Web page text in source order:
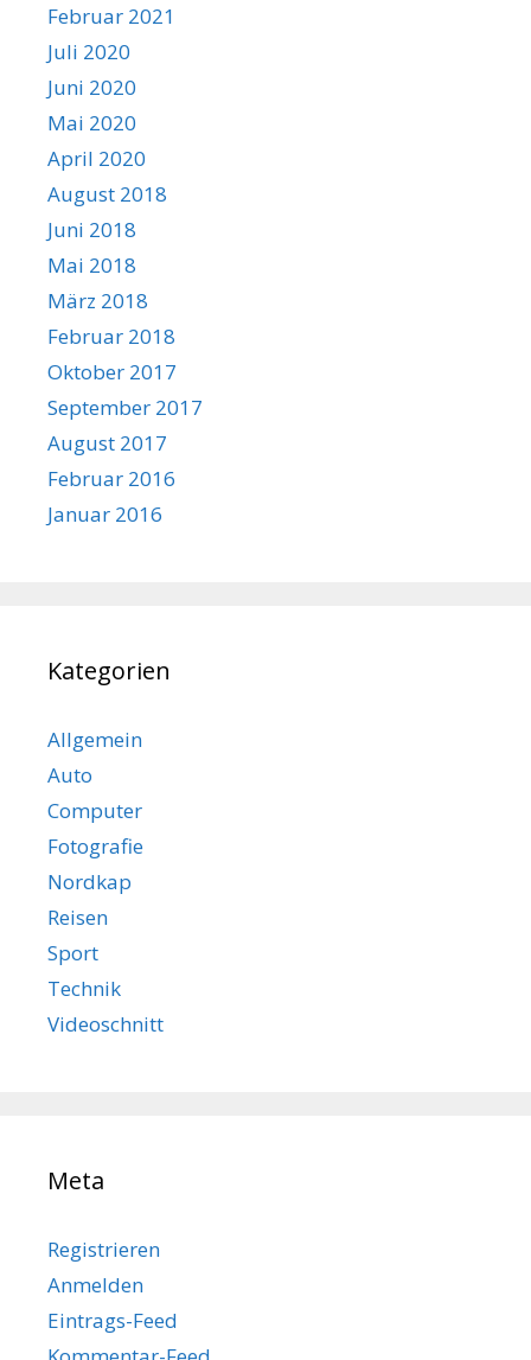
Februar 2021
Juli 2020
Juni 2020
Mai 2020
April 2020
August 2018
Juni 2018
Mai 2018
März 2018
Februar 2018
Oktober 2017
September 2017
August 2017
Februar 2016
Januar 2016
Kategorien
Allgemein
Auto
Computer
Fotografie
Nordkap
Reisen
Sport
Technik
Videoschnitt
Meta
Registrieren
Anmelden
Eintrags-Feed